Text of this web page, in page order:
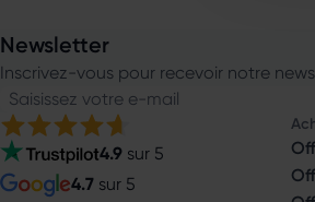
Newsletter
Inscrivez-vous pour recevoir notre
Saisissez votre e-mail
4.9 sur 5
4.7 sur 5